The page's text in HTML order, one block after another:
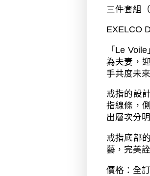
三件套組
EXELCO
「Le Voile
為夫妻，
手共度未
戒指的設
指線條，
出層次分
戒指底部
藝，完美
價格：全